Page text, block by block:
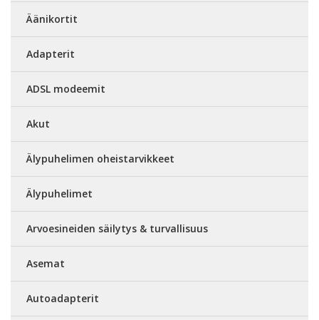
Äänikortit
Adapterit
ADSL modeemit
Akut
Älypuhelimen oheistarvikkeet
Älypuhelimet
Arvoesineiden säilytys & turvallisuus
Asemat
Autoadapterit